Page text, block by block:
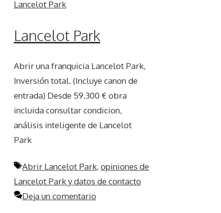
Lancelot Park
Abrir una franquicia Lancelot Park,
Inversión total. (Incluye canon de
entrada) Desde 59.300 € obra
incluida consultar condicion,
análisis inteligente de Lancelot
Park
Etiquetas
Abrir Lancelot Park, opiniones de
Lancelot Park y datos de contacto
Deja un comentario